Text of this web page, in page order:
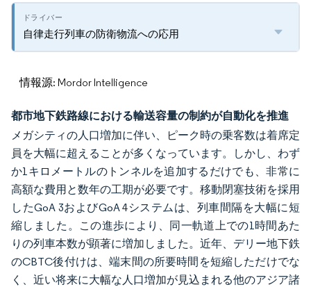
自律走行列車の防衛物流への応用
情報源: Mordor Intelligence
都市地下鉄路線における輸送容量の制約が自動化を推進
メガシティの人口増加に伴い、ピーク時の乗客数は着席定
員を大幅に超えることが多くなっています。しかし、わず
か1キロメートルのトンネルを追加するだけでも、非常に
高額な費用と数年の工期が必要です。移動閉塞技術を採用
したGoA 3およびGoA 4システムは、列車間隔を大幅に短
縮しました。この進歩により、同一軌道上での1時間あた
りの列車本数が顕著に増加しました。近年、デリー地下鉄
のCBTC後付けは、端末間の所要時間を短縮しただけでな
く、近い将来に大幅な人口増加が見込まれる他のアジア諸